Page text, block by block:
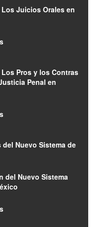
Juicios Orales en
Pros y los Contras
Penal en
del Nuevo Sistema de
del Nuevo Sistema